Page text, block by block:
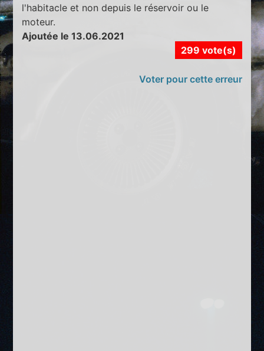
l'habitacle et non depuis le réservoir ou le
moteur.
Ajoutée le 13.06.2021
299 vote(s)
Voter pour cette erreur